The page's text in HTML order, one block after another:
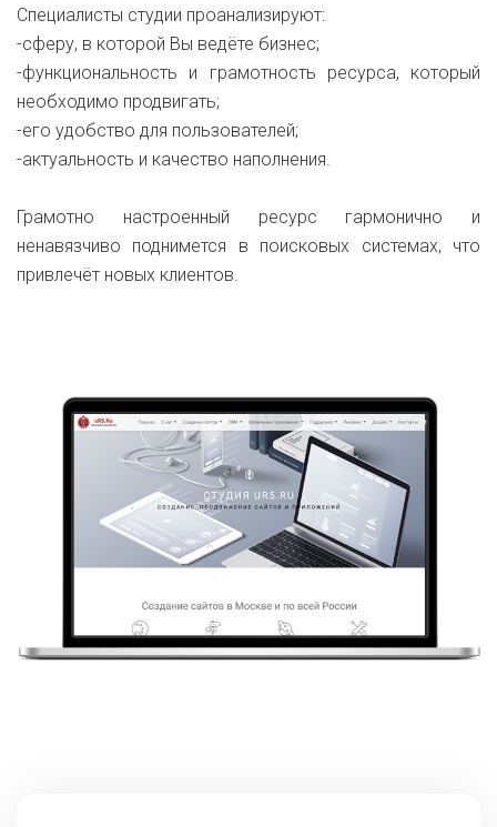
Специалисты студии проанализируют:
-сферу, в которой Вы ведёте бизнес;
-функциональность и грамотность ресурса, который
необходимо продвигать;
-его удобство для пользователей;
-актуальность и качество наполнения.
Грамотно настроенный ресурс гармонично и
ненавязчиво поднимется в поисковых системах, что
привлечёт новых клиентов.